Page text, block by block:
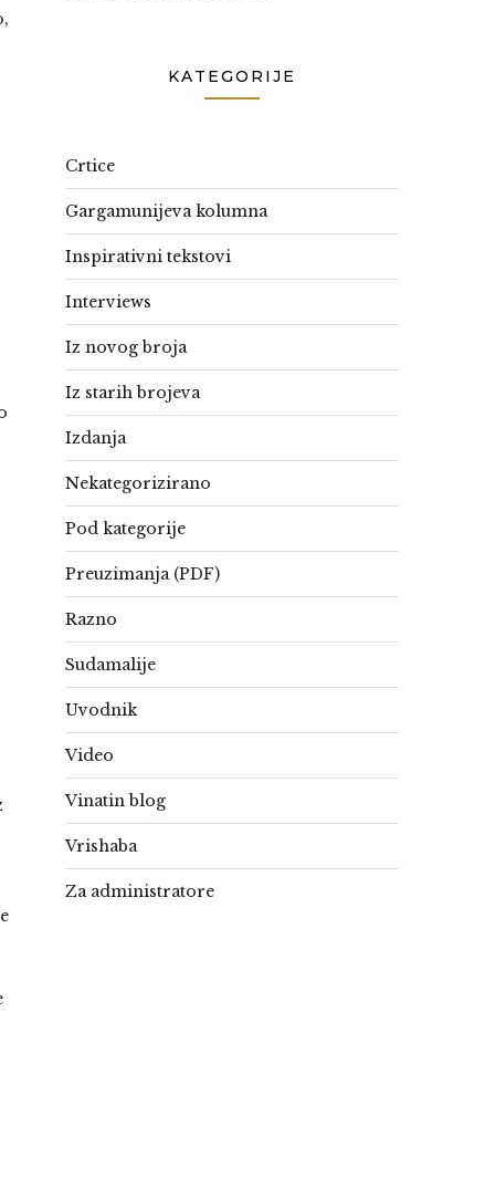
KATEGORIJE
Crtice
Gargamunijeva kolumna
Inspirativni tekstovi
Interviews
Iz novog broja
Iz starih brojeva
Izdanja
Nekategorizirano
Pod kategorije
Preuzimanja (PDF)
Razno
Sudamalije
Uvodnik
Video
Vinatin blog
Vrishaba
Za administratore